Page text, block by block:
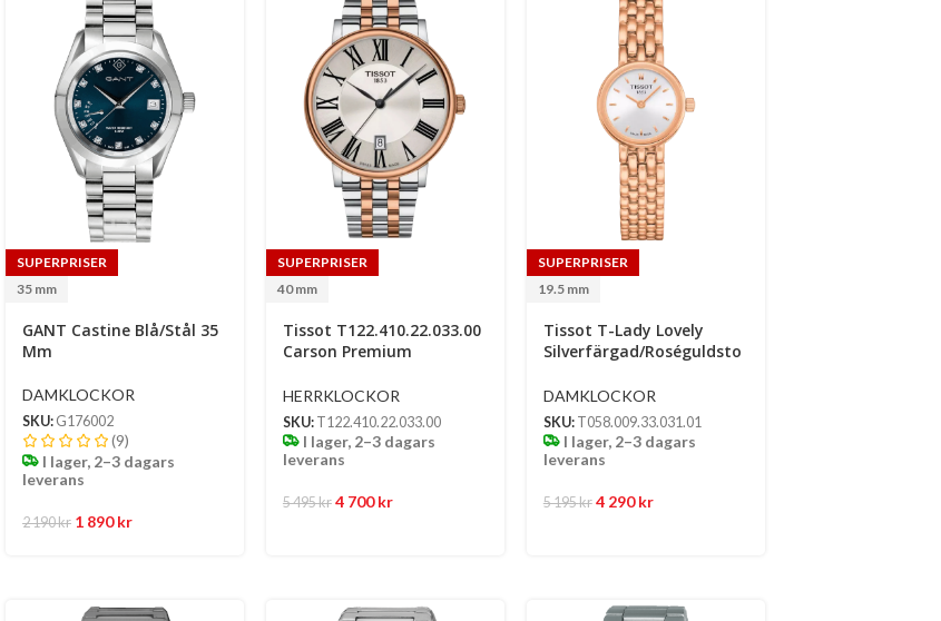
SUPERPRISER
35 mm
GANT Castine Blå/Stål 35
Mm
DAMKLOCKOR
SKU: G176002
(9)
I lager, 2–3 dagars
leverans
2 190kr 1 890kr
SUPERPRISER
40 mm
Tissot T122.410.22.033.00
Carson Premium
HERRKLOCKOR
SKU: T122.410.22.033.00
I lager, 2–3 dagars
leverans
5 495kr 4 700kr
SUPERPRISER
19.5 mm
Tissot T-Lady Lovely
Silverfärgad/Roséguldsto
DAMKLOCKOR
SKU: T058.009.33.031.01
I lager, 2–3 dagars
leverans
5 195kr 4 290kr